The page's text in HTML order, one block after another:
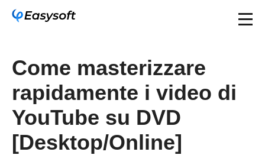
Come masterizzare
rapidamente i video di
YouTube su DVD
[Desktop/Online]